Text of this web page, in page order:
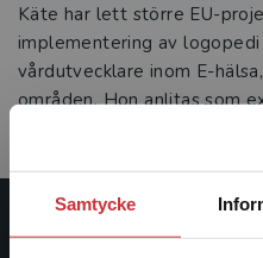
Samtycke
Käte har lett större EU-
implementering av logopedi
vårdutvecklare inom E-
områden. Hon anlitas som
Studentlitteratur